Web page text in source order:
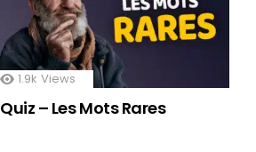
1.9k Views
Quiz – Les Mots Rares